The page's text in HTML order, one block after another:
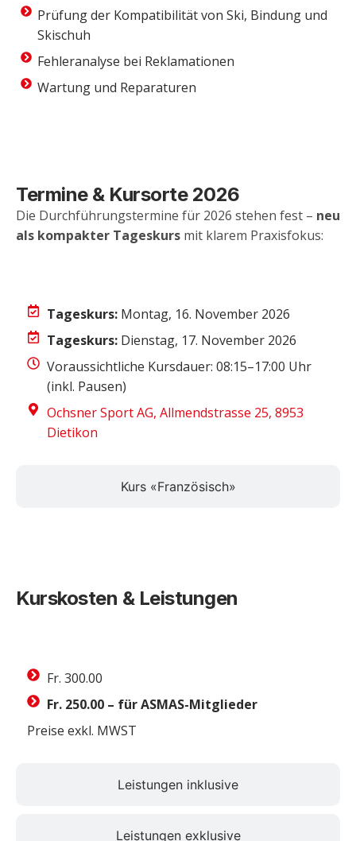
Prüfung der Kompatibilität von Ski, Bindung und
Skischuh
Fehleranalyse bei Reklamationen
Wartung und Reparaturen
Termine & Kursorte 2026
Die Durchführungstermine für 2026 stehen fest – neu
als kompakter Tageskurs mit klarem Praxisfokus:
Kurs «Französisch»
Tageskurs: Montag, 16. November 2026
Tageskurs: Dienstag, 17. November 2026
Voraussichtliche Kursdauer: 08:15–17:00 Uhr
(inkl. Pausen)
Ochsner Sport AG, Allmendstrasse 25, 8953
Dietikon
Kurskosten & Leistungen
Leistungen inklusive
Leistungen exklusive
Fr. 300.00
Fr. 250.00 – für ASMAS-Mitglieder
Preise exkl. MWST